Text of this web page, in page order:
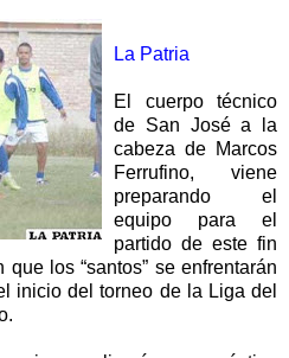
La Patria
El cuerpo técnico
de San José a la
cabeza de Marcos
Ferrufino, viene
preparando el
equipo para el
partido de este fin
los “santos” se enfrentarán
inicio del torneo de la Liga del